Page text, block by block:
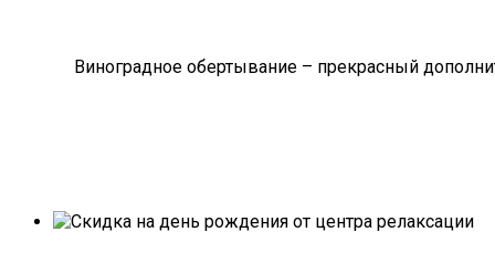
Виноградное обертывание – прекрасный